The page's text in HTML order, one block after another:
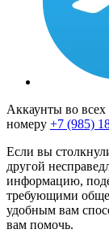
Аккаунты во
номеру +7 (985)
Если вы
другой
информацию,
требующими
удобным вам
вам помочь.